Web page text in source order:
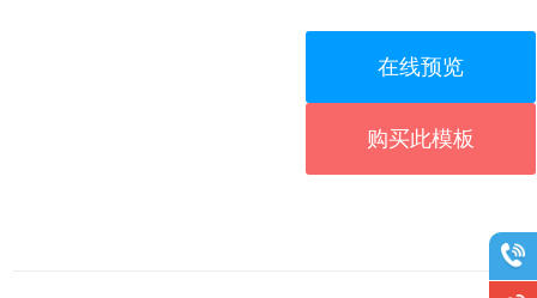
在线预览
购买此模板